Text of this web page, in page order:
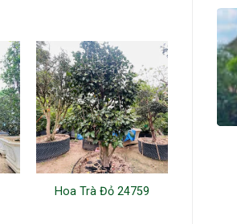
Hoa Trà Đỏ 24759